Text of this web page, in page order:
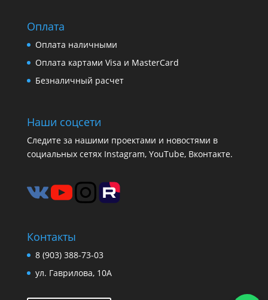
Оплата
Оплата наличными
Оплата картами Visa и MasterCard
Безналичный расчет
Наши соцсети
Следите за нашими проектами и новостями в
социальных сетях Instagram, YouTube, Вконтакте.
Контакты
8 (903) 388-73-03
ул. Гаврилова, 10А